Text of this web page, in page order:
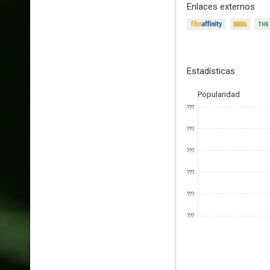
Enlaces externos
Estadísticas
Popularidad
???
???
???
???
???
???